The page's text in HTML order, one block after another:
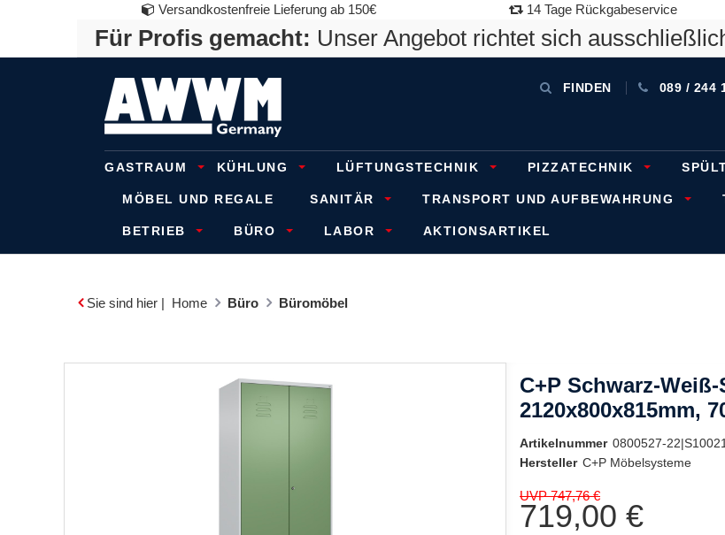
Versandkostenfreie Lieferung ab 150€ 14 Tage Rückgabeservice
Für Profis gemacht: Unser Angebot richtet sich
FINDEN 089 / 244
GASTRAUM KÜHLUNG LÜFTUNGSTECHNIK PIZZATECHNIK
MÖBEL UND REGALE SANITÄR TRANSPORT UND AUFBEWAHRUNG
BETRIEB BÜRO LABOR AKTIONSARTIKEL
Sie sind hier | Home Büro Büromöbel
C+P Schwarz-
2120x800x815mm,
Artikelnummer 0800527-22|S10021
Hersteller C+P Möbelsysteme
UVP 747,76 €
719,00 €